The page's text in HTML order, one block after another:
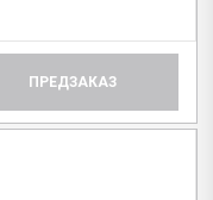
ПРЕДЗАКАЗ